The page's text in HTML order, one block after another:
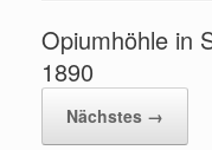
Opiumhöhle in
1890
Nächstes →